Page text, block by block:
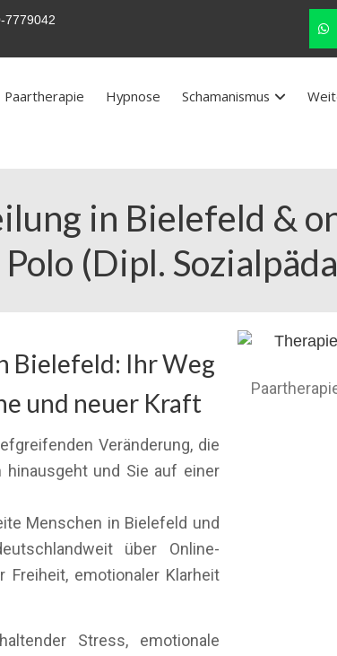
7779042
Paartherapie Hypnose Schamanismus
in Bielefeld &
(Dipl.
Bielefeld: Ihr Weg
und neuer Kraft
Veränderung, die
hinausgeht und Sie auf einer
Menschen in Bielefeld und
über Online-
emotionaler Klarheit
Stress, emotionale